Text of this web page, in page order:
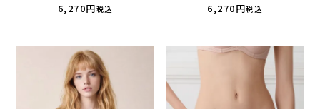
6,270
税込
6,270
税込